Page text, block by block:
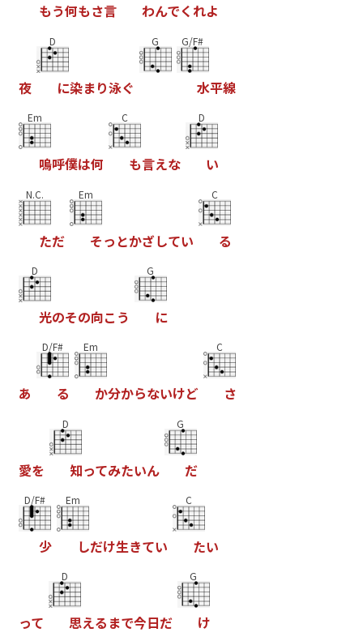
もう何もさ言 わんでく れよ
夜
D
に染まり泳ぐ
G G/F#
水平線
Em
嗚呼僕は何
C
も言えな
D
い
N.C.
ただ
Em
そっ とかざしてい
C
る
D
光のその向こ う
G
に
あ
D/F#
る
Em
か分からないけど
C
さ
愛を
D
知ってみたいん
G
だ
D/F#
少
Em
しだけ生きてい
C
たい
って
D
思える まで今日だ
G
け